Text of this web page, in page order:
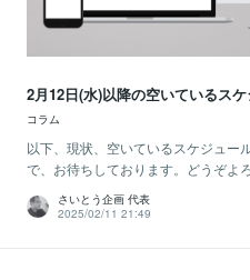
2月12日(水)以降の空いているス
コラム
以下、現状、空いているスケジュー
で、お待ちしております。どうぞよ
さいとう企画 代表
2025/02/11 21:49